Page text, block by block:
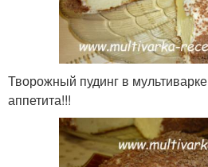
Творожный пудинг в
аппетита!!!